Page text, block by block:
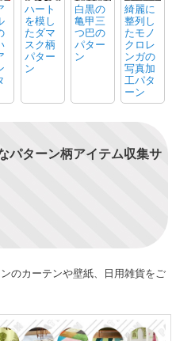
ハート
を模し
たダマ
スク柄
パター
ン
白黒の
亀甲三
つ巴の
パター
ン
綺麗に
整列し
たモノ
クロレ
ンガの
写真加
工パタ
ーン
パターン柄アイテム収集サ
のカーテンや壁紙、日用雑貨をご